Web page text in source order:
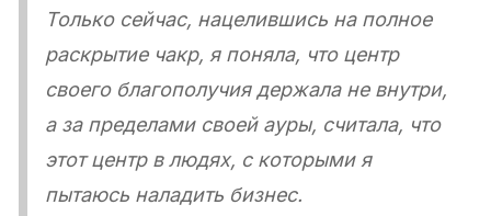
Только сейчас, нацелившись на полное
раскрытие чакр, я поняла, что центр
своего благополучия держала не внутри,
а за пределами своей ауры, считала, что
этот центр в людях, с которыми я
пытаюсь наладить бизнес.